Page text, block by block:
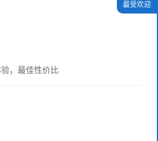
最受欢迎
，最佳性价比